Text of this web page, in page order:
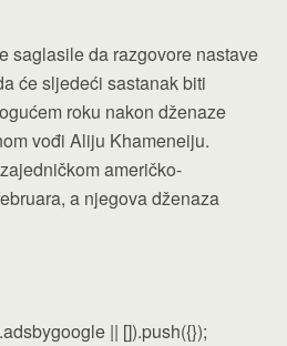
saglasile da razgovore nastave
će sljedeći sastanak biti
roku nakon dženaze
vođi Aliju Khameneiju.
američko-
a njegova dženaza
|| []).push({});